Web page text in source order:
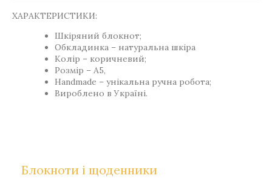
ХАРАКТЕРИСТИКИ:
Шкіряний блокнот;
Обкладинка – натуральна шкіра
Колір – коричневий;
Розмір – А5,
Handmade – унікальна ручна робота;
Вироблено в Україні.
Блокноти і щоденники